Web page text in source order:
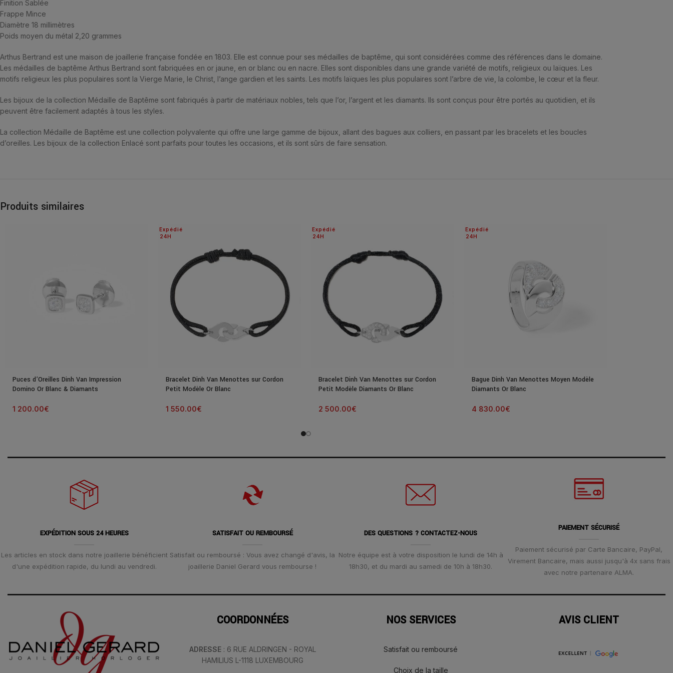
Finition Sablée
Frappe Mince
Diamètre 18 millimètres
Poids moyen du métal 2,20 grammes
Arthus Bertrand est une maison de joaillerie française fondée en 1803. Elle est connue pour ses médailles de baptême, qui sont considérées comme des références dans le domaine.
Les médailles de baptême Arthus Bertrand sont fabriquées en or jaune, en or blanc ou en nacre. Elles sont disponibles dans une grande variété de motifs, religieux ou laïques. Les
motifs religieux les plus populaires sont la Vierge Marie, le Christ, l’ange gardien et les saints. Les motifs laïques les plus populaires sont l’arbre de vie, la colombe, le cœur et la fleur.
Les bijoux de la collection Médaille de Baptême sont fabriqués à partir de matériaux nobles, tels que l’or, l’argent et les diamants. Ils sont conçus pour être portés au quotidien, et ils
peuvent être facilement adaptés à tous les styles.
La collection Médaille de Baptême est une collection polyvalente qui offre une large gamme de bijoux, allant des bagues aux colliers, en passant par les bracelets et les boucles
d’oreilles. Les bijoux de la collection Enlacé sont parfaits pour toutes les occasions, et ils sont sûrs de faire sensation.
Produits similaires
Puces d’Oreilles Dinh Van Impression
Domino Or Blanc & Diamants
1 200.00€
24H
Expédié
Bracelet Dinh Van Menottes sur Cordon
Petit Modèle Or Blanc
1 550.00€
24H
Expédié
Bracelet Dinh Van Menottes sur Cordon
Petit Modèle Diamants Or Blanc
2 500.00€
24H
Expédié
Bague Dinh Van Menottes Moyen Modèle
Diamants Or Blanc
4 830.00€
EXPÉDITION SOUS 24 HEURES
Les articles en stock dans notre joaillerie bénéficient
d'une expédition rapide, du lundi au vendredi.
SATISFAIT OU REMBOURSÉ
Satisfait ou remboursé : Vous avez changé d'avis, la
joaillerie Daniel Gerard vous rembourse !
DES QUESTIONS ? CONTACTEZ-NOUS
Notre équipe est à votre disposition le lundi de 14h à
18h30, et du mardi au samedi de 10h à 18h30.
PAIEMENT SÉCURISÉ
Paiement sécurisé par Carte Bancaire, PayPal,
Virement Bancaire, mais aussi jusqu'à 4x sans frais
avec notre partenaire ALMA.
COORDONNÉES
ADRESSE: 6 RUE ALDRINGEN - ROYAL
HAMILIUS L-1118 LUXEMBOURG
NOS SERVICES
Satisfait ou remboursé
Choix de la taille
AVIS CLIENT